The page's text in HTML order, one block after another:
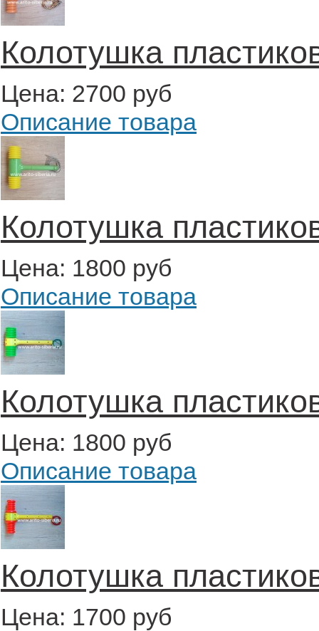
Колотушка
Цена: 2700 руб
Описание товара
Колотушка
Цена: 1800 руб
Описание товара
Колотушка
Цена: 1800 руб
Описание товара
Колотушка
Цена: 1700 руб